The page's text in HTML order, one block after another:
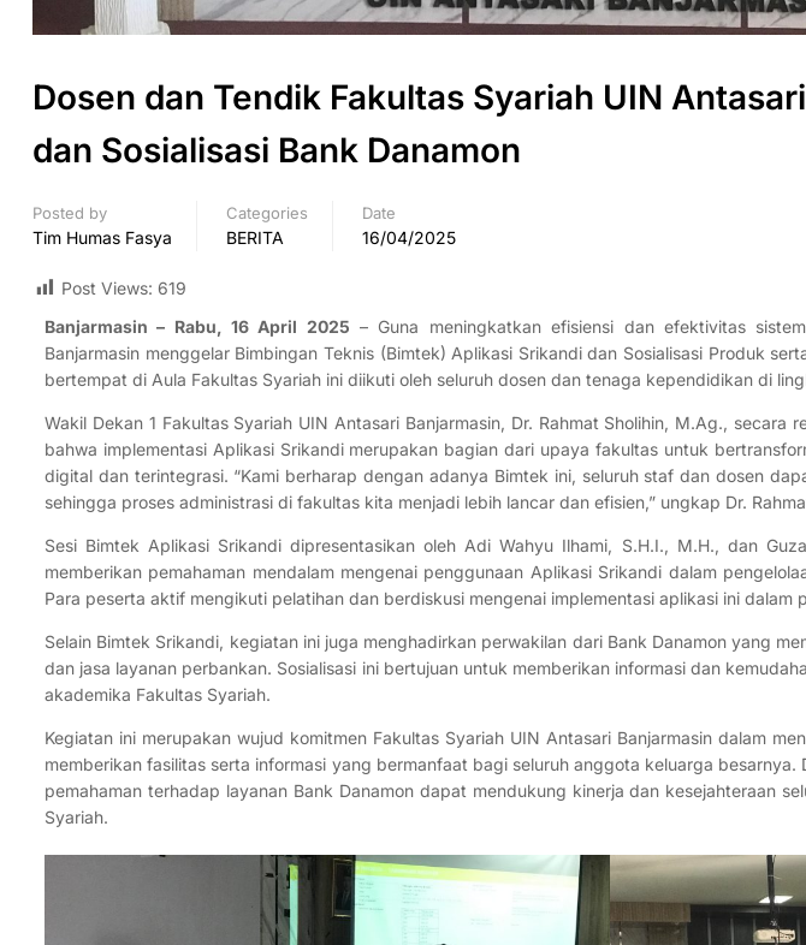
Dosen dan Tendik Fakultas Syariah UIN
dan Sosialisasi Bank Danamon
Posted by
Tim Humas Fasya
Categories
BERITA
Date
16/04/2025
Post Views: 619
Banjarmasin – Rabu, 16 April 2025 – Guna meningkatkan efisiensi dan efektivitas
Banjarmasin menggelar Bimbingan Teknis (Bimtek) Aplikasi Srikandi dan Sosialisasi Produk
bertempat di Aula Fakultas Syariah ini diikuti oleh seluruh dosen dan tenaga kependidikan di
Wakil Dekan 1 Fakultas Syariah UIN Antasari Banjarmasin, Dr. Rahmat Sholihin, M.Ag., secara
bahwa implementasi Aplikasi Srikandi merupakan bagian dari upaya fakultas untuk
digital dan terintegrasi. “Kami berharap dengan adanya Bimtek ini, seluruh staf dan dosen
sehingga proses administrasi di fakultas kita menjadi lebih lancar dan efisien,” ungkap Dr.
Sesi Bimtek Aplikasi Srikandi dipresentasikan oleh Adi Wahyu Ilhami, S.H.I., M.H., dan
memberikan pemahaman mendalam mengenai penggunaan Aplikasi Srikandi dalam
Para peserta aktif mengikuti pelatihan dan berdiskusi mengenai implementasi aplikasi ini dalam
Selain Bimtek Srikandi, kegiatan ini juga menghadirkan perwakilan dari Bank Danamon yang
dan jasa layanan perbankan. Sosialisasi ini bertujuan untuk memberikan informasi dan
akademika Fakultas Syariah.
Kegiatan ini merupakan wujud komitmen Fakultas Syariah UIN Antasari Banjarmasin dalam
memberikan fasilitas serta informasi yang bermanfaat bagi seluruh anggota keluarga
pemahaman terhadap layanan Bank Danamon dapat mendukung kinerja dan kesejahteraan
Syariah.